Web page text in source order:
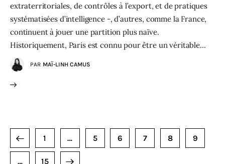
extraterritoriales, de contrôles à l’export, et de pratiques
systématisées d’intelligence -, d’autres, comme la France,
continuent à jouer une partition plus naïve.
Historiquement, Paris est connu pour être un véritable…
PAR MAÏ-LINH CAMUS
1 … 5 6 7 8 9
… 15
SUIVANTE